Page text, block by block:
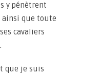
y pénètrent
ainsi que toute
cavaliers
que je suis